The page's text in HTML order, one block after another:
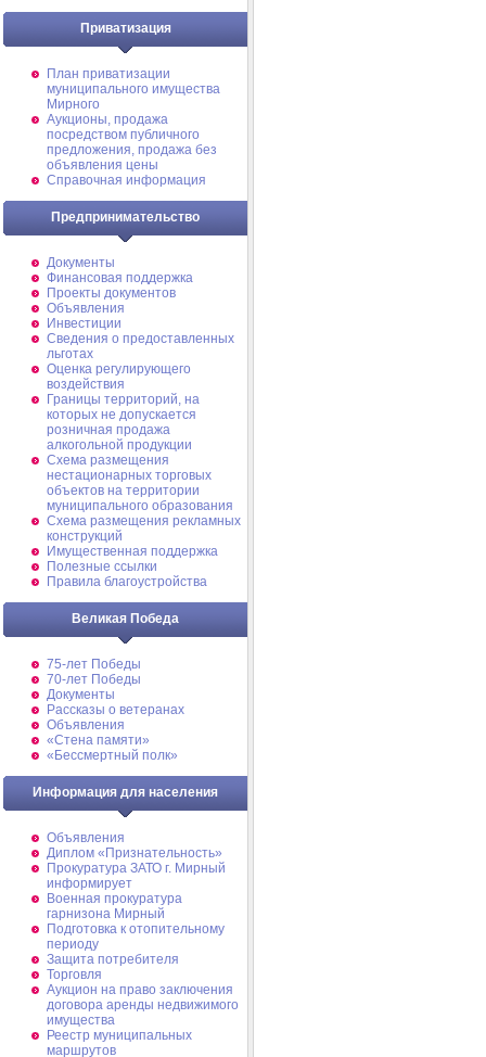
Приватизация
План приватизации
муниципального имущества
Мирного
Аукционы, продажа
посредством публичного
предложения, продажа без
объявления цены
Справочная информация
Предпринимательство
Документы
Финансовая поддержка
Проекты документов
Объявления
Инвестиции
Сведения о предоставленных
льготах
Оценка регулирующего
воздействия
Границы территорий, на
которых не допускается
розничная продажа
алкогольной продукции
Схема размещения
нестационарных торговых
объектов на территории
муниципального образования
Схема размещения рекламных
конструкций
Имущественная поддержка
Полезные ссылки
Правила благоустройства
Великая Победа
75-лет Победы
70-лет Победы
Документы
Рассказы о ветеранах
Объявления
«Стена памяти»
«Бессмертный полк»
Информация для населения
Объявления
Диплом «Признательность»
Прокуратура ЗАТО г. Мирный
информирует
Военная прокуратура
гарнизона Мирный
Подготовка к отопительному
периоду
Защита потребителя
Торговля
Аукцион на право заключения
договора аренды недвижимого
имущества
Реестр муниципальных
маршрутов